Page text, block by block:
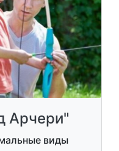
Арчери"
виды